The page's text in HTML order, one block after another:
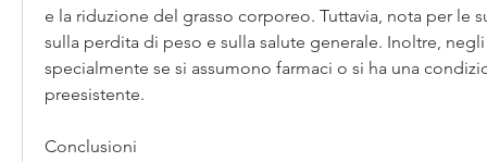
e la riduzione del grasso corporeo. Tuttavia, nota per le
sulla perdita di peso e sulla salute generale. Inoltre,
specialmente se si assumono farmaci o si ha una
preesistente.
Conclusioni